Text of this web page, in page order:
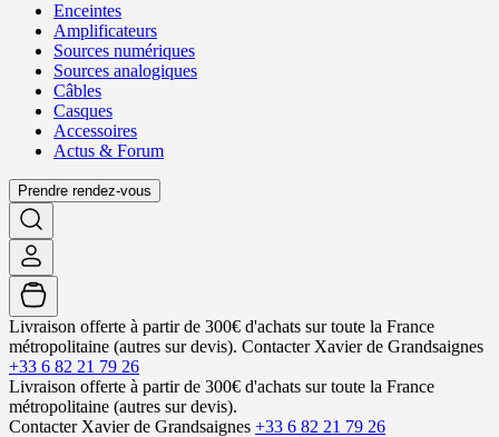
Enceintes
Amplificateurs
Sources numériques
Sources analogiques
Câbles
Casques
Accessoires
Actus & Forum
Prendre rendez-vous
Livraison offerte à partir de 300€ d'achats sur toute la France
métropolitaine (autres sur devis). Contacter Xavier de Grandsaignes
+33 6 82 21 79 26
Livraison offerte à partir de 300€ d'achats sur toute la France
métropolitaine (autres sur devis).
Contacter Xavier de Grandsaignes +33 6 82 21 79 26